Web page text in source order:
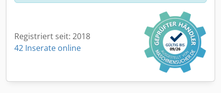
Registriert seit: 2018
42 Inserate online